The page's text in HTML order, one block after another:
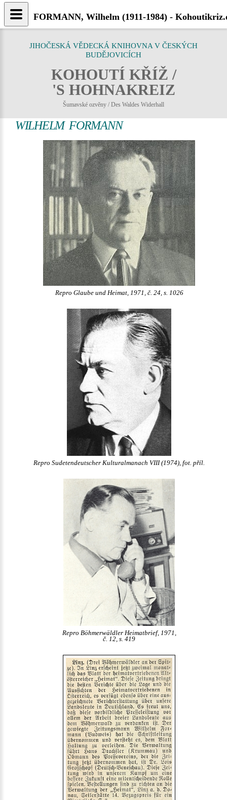
JIHOČESKÁ VĚDECKÁ KNIHOVNA V ČESKÝCH
BUDĚJOVICÍCH
KOHOUTÍ KŘÍŽ /
'S HOHNAKREIZ
Šumavské ozvěny / Des Waldes Widerhall
WILHELM FORMANN
Repro Glaube und Heimat, 1971, č. 24, s. 1026
Repro Sudetendeutscher Kulturalmanach VIII (1974), fot. příl.
Repro Böhmerwäldler Heimatbrief, 1971,
č. 12, s. 419
FORMANN, Wilhelm (1911-1984) -